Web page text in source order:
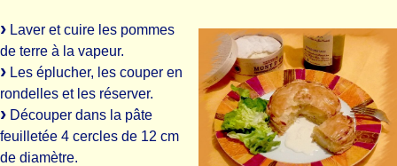
Laver et cuire les pommes
de terre à la vapeur.
Les éplucher, les couper en
rondelles et les réserver.
Découper dans la pâte
feuilletée 4 cercles de 12 cm
de diamètre.